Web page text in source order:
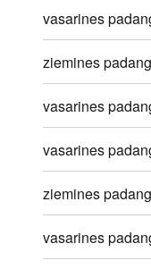
vasarines
ziemines
vasarines
vasarines
ziemines
vasarines